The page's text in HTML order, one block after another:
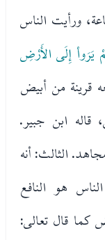
ورأيت الناس
يَرَواْ إِلَى الأَرْضِ
قرينة من أبيض
ابن جبير.
الثالث: أنه
هو النافع
كما قال تعالى: